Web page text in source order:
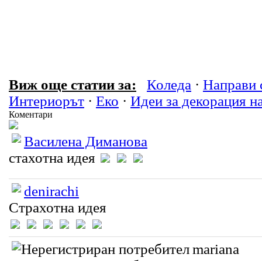
Виж още статии за: Коледа · Направи
Интериорът · Еко · Идеи за декорация
Коментари
Василена Диманова
стахотна идея
denirachi
Страхотна идея
mariana